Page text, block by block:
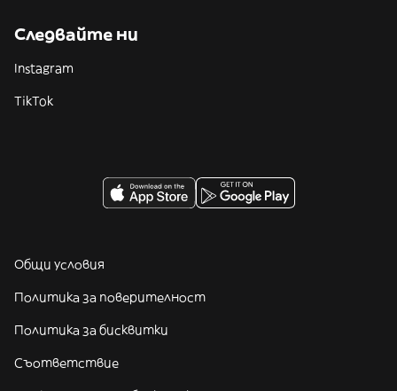
Следвайте ни
Instagram
TikTok
Общи условия
Политика за поверителност
Политика за бисквитки
Съответствие